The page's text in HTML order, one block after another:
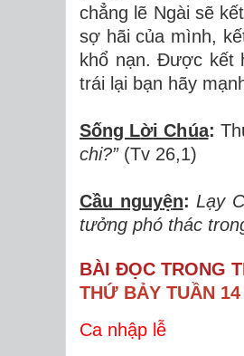
chẳng lẽ Ngài sẽ
sợ hãi của mình,
khổ nạn. Được kết
trái lại bạn hãy
Sống Lời Chúa:
chi?”(Tv 26,1)
Cầu nguyện: Lạy
tưởng phó thác
BÀI ĐỌC TRONG
THỨ BẢY TUẦN
Ca nhập lễ